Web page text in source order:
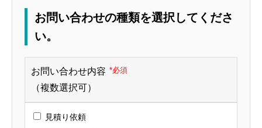
お問い合わせの種類を選択してくださ
い。
お問い合わせ内容 *必須
（複数選択可）
見積り依頼